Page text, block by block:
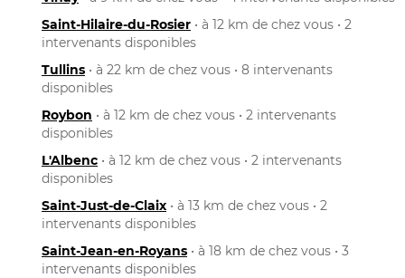
Saint-Hilaire-du-Rosier • à 12 km de chez vous • 2
intervenants disponibles
Tullins • à 22 km de chez vous • 8 intervenants
disponibles
Roybon • à 12 km de chez vous • 2 intervenants
disponibles
L'Albenc • à 12 km de chez vous • 2 intervenants
disponibles
Saint-Just-de-Claix • à 13 km de chez vous • 2
intervenants disponibles
Saint-Jean-en-Royans • à 18 km de chez vous • 3
intervenants disponibles